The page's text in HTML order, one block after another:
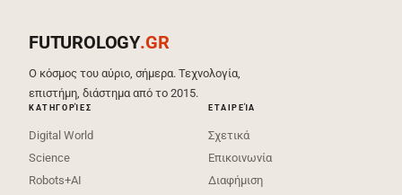
FUTUROLOGY.GR
Ο κόσμος του αύριο, σήμερα. Τεχνολογία,
επιστήμη, διάστημα από το 2015.
ΚΑΤΗΓΟΡΊΕΣ
Digital World
Science
Robots+AI
ΕΤΑΙΡΕΊΑ
Σχετικά
Επικοινωνία
Διαφήμιση